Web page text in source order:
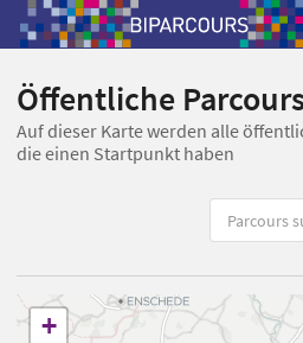
Öffentliche
Auf dieser Karte werden alle
die einen Startpunkt haben
+